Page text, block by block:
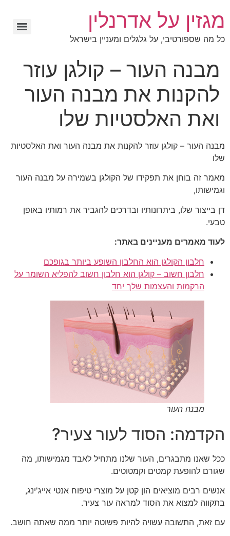
מגזין על אדרנלין
כל מה שספורטיבי, על גלגלים ומעניין בישראל
מבנה העור – קולגן עוזר
להקנות את מבנה העור
ואת האלסטיות שלו
מבנה העור – קולגן עוזר להקנות את מבנה העור ואת האלסטיות
שלו
מאמר זה בוחן את תפקידו של הקולגן בשמירה על מבנה העור
וגמישותו,
דן בייצור שלו, ביתרונותיו ובדרכים להגביר את רמותיו באופן
טבעי.
לעוד מאמרים מעניינים באתר:
חלבון הקולגן הוא החלבון השופע ביותר בגופכם
חלבון חשוב – קולגן הוא חלבון חשוב להפליא השומר על
הרקמות והעצמות שלך יחד
מבנה העור
הקדמה: הסוד לעור צעיר?
ככל שאנו מתבגרים, העור שלנו מתחיל לאבד מגמישותו, מה
שגורם להופעת קמטים וקמטוטים.
אנשים רבים מוציאים הון קטן על מוצרי טיפוח אנטי אייג'ינג,
בתקווה למצוא את הסוד למראה עור צעיר.
עם זאת, התשובה עשויה להיות פשוטה יותר ממה שאתה חושב.